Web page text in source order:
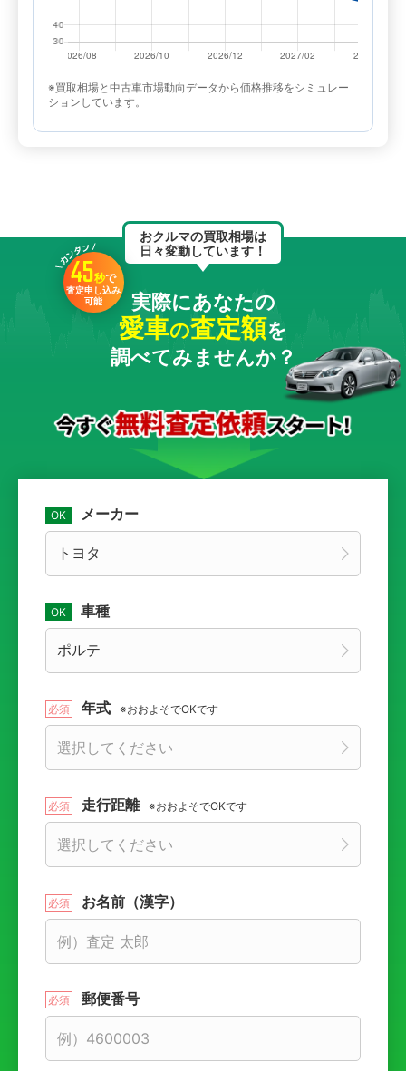
※買取相場と中古車市場動向データから価格推移をシミュレー
ションしています。
おクルマの買取相場は
日々変動しています！
45秒で
査定申し込み
可能
実際にあなたの
愛車の査定額を
調べてみませんか？
メーカー
車種
年式 ※おおよそでOKです
走行距離 ※おおよそでOKです
お名前（漢字）
郵便番号